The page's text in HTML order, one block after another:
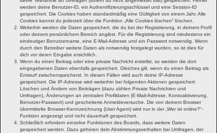
werden deine Benutzer-ID, ein Authentifizierungsschlüssel und eine Session-ID
gespeichert. Die Cookies haben standardmäßig eine Gültigkeit von einem Jahr. Alle
Cookies kannst du jederzeit über die Funktion „Alle Cookies löschen“ löschen.
Weiterhin werden die Daten gespeichert, die du bei der Registrierung, in deinem Profil
oder deinem persönlichem Bereich angibst. Für die Registrierung sind mindestens ein
eindeutiger Benutzername, eine E-Mail-Adresse und ein Passwort notwendig. Wenn
durch den Betreiber weitere Daten als notwendig festgelegt wurden, so ist dies für
dich vor deren Eingabe ersichtlich.
Wenn du einen Beitrag oder eine private Nachricht erstellst, so werden die dort
eingegebenen Daten ebenfalls gespeichert. Gleiches gilt, wenn du einen Beitrag als
Entwurf zwischenspeicherst. In diesen Fällen wird auch deine IP-Adresse
gespeichert. Die IP-Adresse wird weiterhin bei folgenden Aktionen gespeichert:
Löschen und Ändern von Beiträgen (dazu zählen Private Nachrichten und
Umfragen), Änderungen an zentralen Profildaten (E-Mail-Adresse, Kontoaktivierung,
Benutzer-Passwort) und gescheiterte Anmeldeversuche. Die von deinem Browser
übermittelte Browser-Kennzeichnung (User Agent) wird nur in der „Wer ist online?“-
Funktion angezeigt und nicht dauerhaft gespeichert.
Schließlich erfordern einzelne Funktionen des Boards, dass weitere Daten
gespeichert werden. Dazu gehören dein Abstimmungsverhalten bei Umfragen, der